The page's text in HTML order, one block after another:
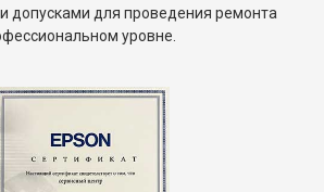
допусками для проведения ремонта
уровне.